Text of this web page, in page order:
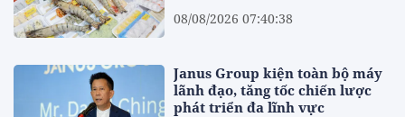
08/08/2026 07:40:38
Janus Group kiện toàn bộ máy
lãnh đạo, tăng tốc chiến lược
phát triển đa lĩnh vực